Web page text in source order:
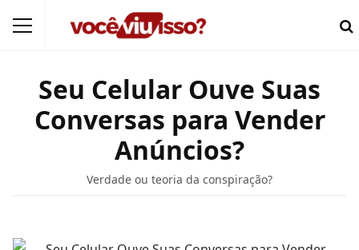
Seu Celular Ouve Suas
Conversas para Vender
Anúncios?
Verdade ou teoria da conspiração?